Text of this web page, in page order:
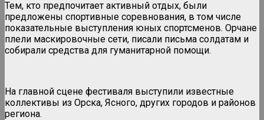
Тем, кто предпочитает активный отдых, были
предложены спортивные соревнования, в том числе
показательные выступления юных спортсменов. Орчане
плели маскировочные сети, писали письма солдатам и
собирали средства для гуманитарной помощи.
На главной сцене фестиваля выступили известные
коллективы из Орска, Ясного, других городов и районов
региона.